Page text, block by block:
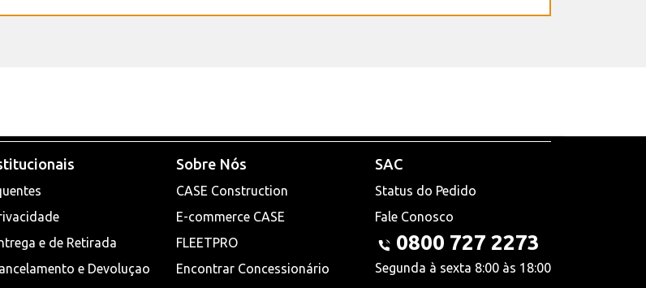
e de Retirada
e Devoluçao
Sobre Nós
CASE Construction
E-commerce CASE
FLEETPRO
Encontrar Concessionário
SAC
Status do Pedido
Fale Conosco
0800 727 2273
Segunda à sexta 8:00 às 18:00